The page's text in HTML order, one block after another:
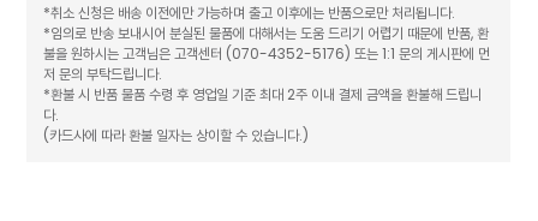
*취소 신청은 배송 이전에만 가능하며 출고 이후에는 반품으로만 처리됩니다.
*임의로 반송 보내시어 분실된 물품에 대해서는 도움 드리기 어렵기 때문에 반품, 환
불을 원하시는 고객님은 고객센터 (070-4352-5176) 또는 1:1 문의 게시판에 먼
저 문의 부탁드립니다.
*환불 시 반품 물품 수령 후 영업일 기준 최대 2주 이내 결제 금액을 환불해 드립니
다.
(카드사에 따라 환불 일자는 상이할 수 있습니다.)